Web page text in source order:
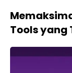
Tools yang